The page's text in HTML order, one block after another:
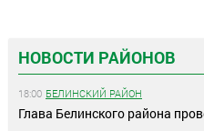
НОВОСТИ РАЙОНОВ
18:00 БЕЛИНСКИЙ РАЙОН
Глава Белинского района